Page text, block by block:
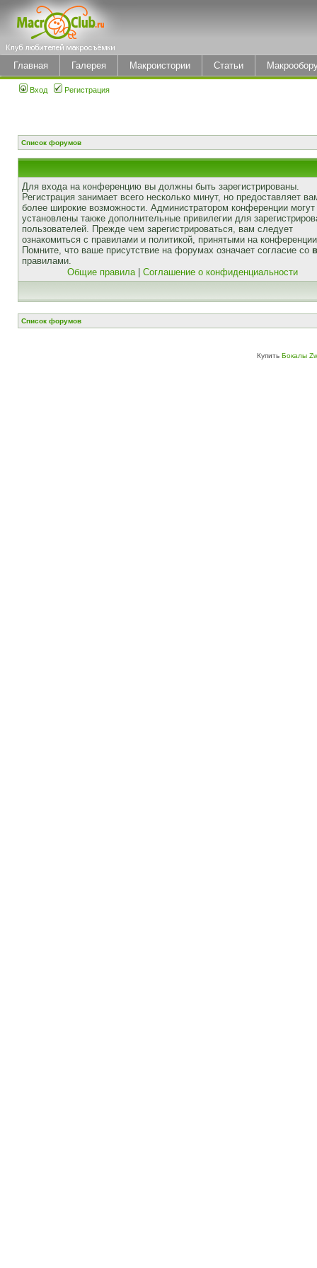
Главная Галерея Макроистории Статьи
Вход Регистрация
Список форумов
Для входа на конференцию вы должны быть зарегистрированы.
Регистрация занимает всего несколько минут, но предоставляет
более широкие возможности. Администратором конференции
установлены также дополнительные привилегии для
пользователей. Прежде чем зарегистрироваться, вам следует
ознакомиться с правилами и политикой, принятыми на
Помните, что ваше присутствие на форумах означает согласие со
правилами.
Общие правила| Соглашение о конфиденциальности
Список форумов
Купить Бокалы